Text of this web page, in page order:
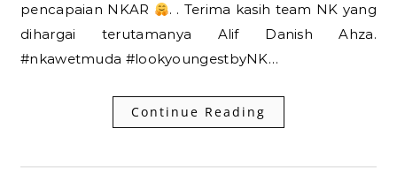
pencapaian NKAR
. . Terima kasih team NK yang
dihargai terutamanya Alif Danish Ahza.
#nkawetmuda #lookyoungestbyNK…
Continue Reading